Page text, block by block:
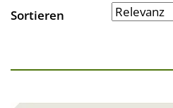
Sortieren